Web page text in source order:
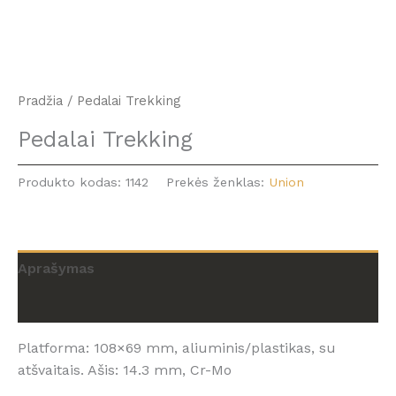
Pradžia / Pedalai Trekking
Pedalai Trekking
Produkto kodas: 1142 Prekės ženklas: Union
Aprašymas
Platforma: 108×69 mm, aliuminis/plastikas, su
atšvaitais. Ašis: 14.3 mm, Cr-Mo